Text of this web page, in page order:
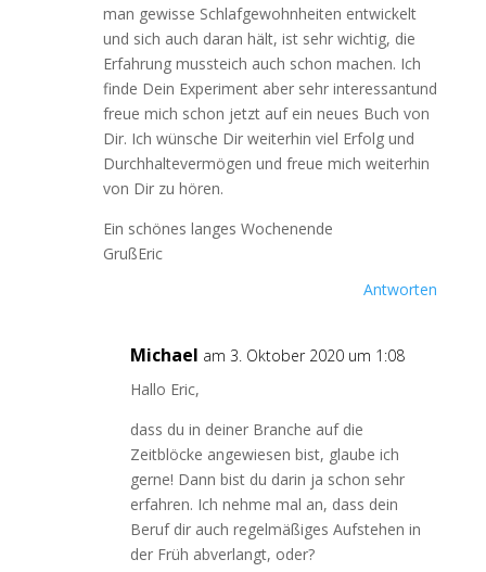
man gewisse Schlafgewohnheiten entwickelt
und sich auch daran hält, ist sehr wichtig, die
Erfahrung mussteich auch schon machen. Ich
finde Dein Experiment aber sehr interessantund
freue mich schon jetzt auf ein neues Buch von
Dir. Ich wünsche Dir weiterhin viel Erfolg und
Durchhaltevermögen und freue mich weiterhin
von Dir zu hören.
Ein schönes langes Wochenende
GrußEric
Antworten
Michael am 3. Oktober 2020 um 1:08
Hallo Eric,
dass du in deiner Branche auf die
Zeitblöcke angewiesen bist, glaube ich
gerne! Dann bist du darin ja schon sehr
erfahren. Ich nehme mal an, dass dein
Beruf dir auch regelmäßiges Aufstehen in
der Früh abverlangt, oder?